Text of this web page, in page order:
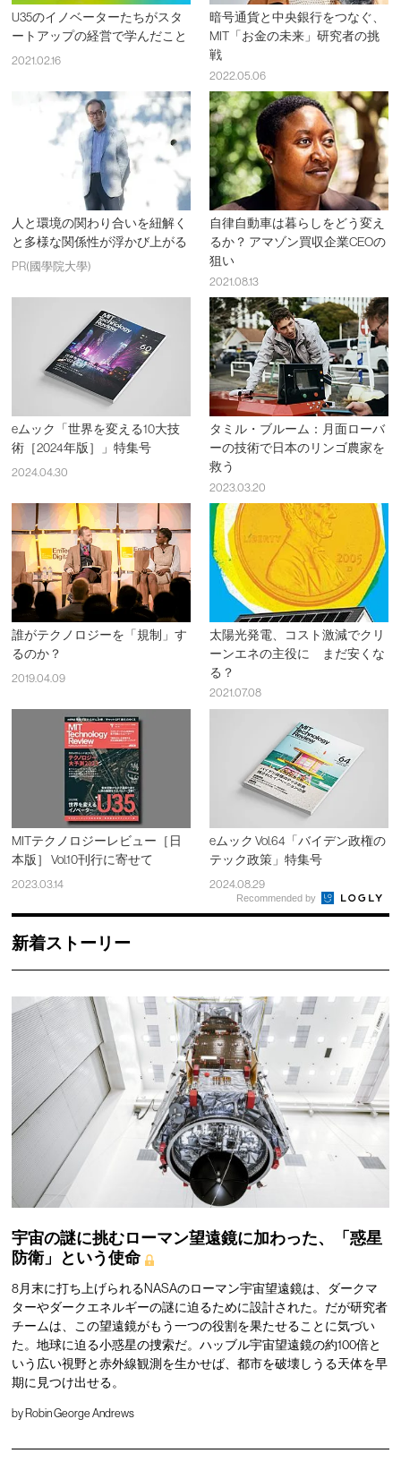
U35のイノベーターたちがスタ
ートアップの経営で学んだこと
2021.02.16
暗号通貨と中央銀行をつなぐ、
MIT「お金の未来」研究者の挑
戦
2022.05.06
人と環境の関わり合いを紐解く
と多様な関係性が浮かび上がる
PR(國學院大學)
自律自動車は暮らしをどう変え
るか？ アマゾン買収企業CEOの
狙い
2021.08.13
eムック「世界を変える10大技
術［2024年版］」特集号
2024.04.30
タミル・ブルーム：月面ローバ
ーの技術で日本のリンゴ農家を
救う
2023.03.20
誰がテクノロジーを「規制」す
るのか？
2019.04.09
太陽光発電、コスト激減でクリ
ーンエネの主役に まだ安くな
る？
2021.07.08
MITテクノロジーレビュー［日
本版］ Vol.10刊行に寄せて
2023.03.14
eムック Vol.64「バイデン政権の
テック政策」特集号
2024.08.29
Recommended by
新着ストーリー
宇宙の謎に挑むローマン望遠鏡に加わった、「惑星
防衛」という使命
8月末に打ち上げられるNASAのローマン宇宙望遠鏡は、ダークマ
ターやダークエネルギーの謎に迫るために設計された。だが研究者
チームは、この望遠鏡がもう一つの役割を果たせることに気づい
た。地球に迫る小惑星の捜索だ。ハッブル宇宙望遠鏡の約100倍と
いう広い視野と赤外線観測を生かせば、都市を破壊しうる天体を早
期に見つけ出せる。
by Robin George Andrews